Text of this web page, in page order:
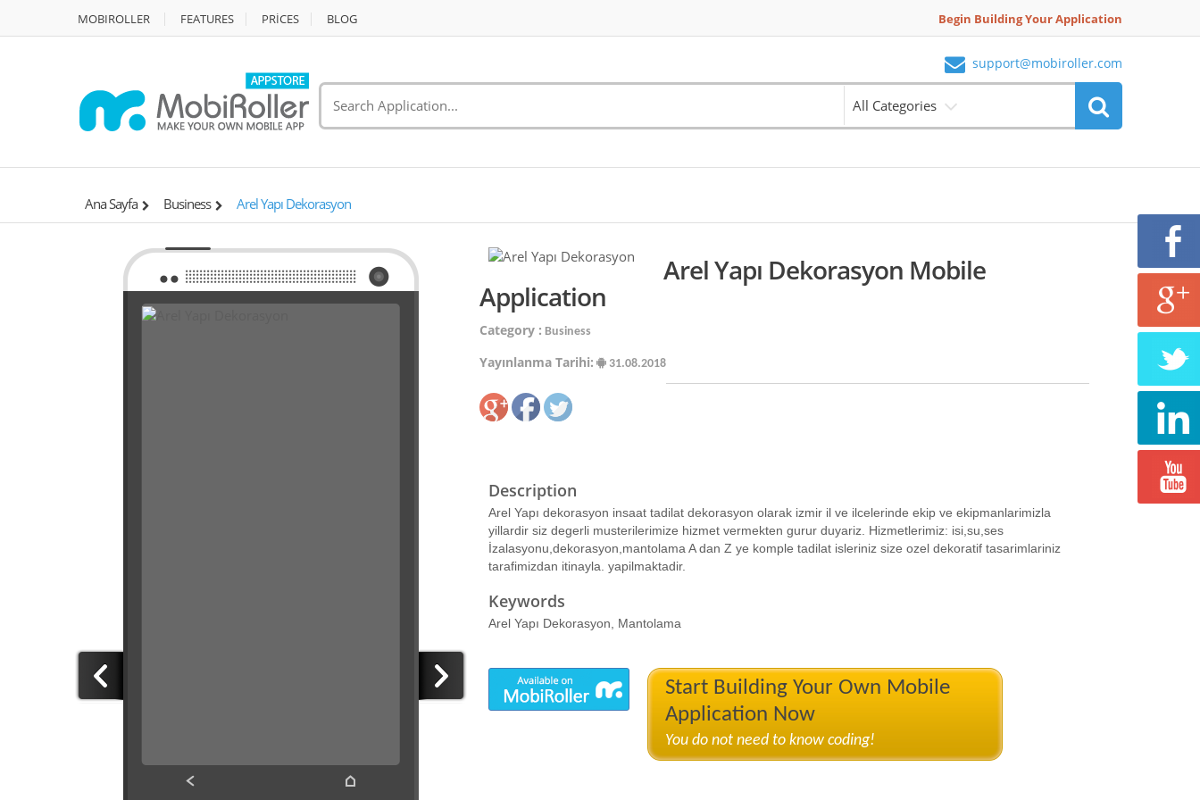
MOBIROLLER FEATURES PRİCES BLOG Begin Building Your Application
support@mobiroller.com
All Categories
Ana Sayfa Business Arel Yapı Dekorasyon
Arel Yapı Dekorasyon Mobile
Application
Category : Business
Yayınlanma Tarihi: 31.08.2018
Description
Arel Yapı dekorasyon insaat tadilat dekorasyon olarak izmir il ve ilcelerinde ekip ve ekipmanlarimizla
yillardir siz degerli musterilerimize hizmet vermekten gurur duyariz. Hizmetlerimiz: isi,su,ses
İzalasyonu,dekorasyon,mantolama A dan Z ye komple tadilat isleriniz size ozel dekoratif tasarimlariniz
tarafimizdan itinayla. yapilmaktadir.
Keywords
Arel Yapı Dekorasyon, Mantolama
Start Building Your Own Mobile
Application Now
You do not need to know coding!